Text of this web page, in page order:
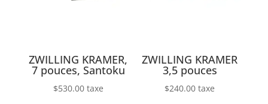
ZWILLING KRAMER,
7 pouces, Santoku
$530.00 taxe
ZWILLING KRAMER
3,5 pouces
$240.00 taxe